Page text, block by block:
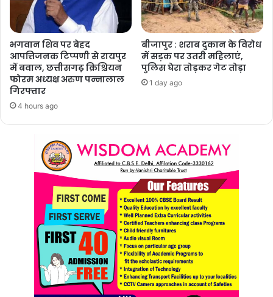
भगवान शिव पर बेहद
आपत्तिजनक टिप्पणी से रायपुर
में बवाल, छत्तीसगढ़ क्रिश्चियन
फोरम अध्यक्ष अरुण पन्नालाल
गिरफ्तार
4 hours ago
बीजापुर : शराब दुकान के विरोध
में सड़क पर उतरी महिलाएं,
पुलिस घेरा तोड़कर गेट तोड़ा
1 day ago